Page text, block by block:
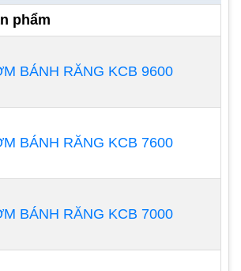
công nhân không bị hư hỏng
khi tiếp xúc với nhau. Tình trạng
ra trong các ngành công nghiệp
dược phẩm và các ngành
biến khác.
phẩm
BÁNH RĂNG KCB 9600
BÁNH RĂNG KCB 7600
BÁNH RĂNG KCB 7000